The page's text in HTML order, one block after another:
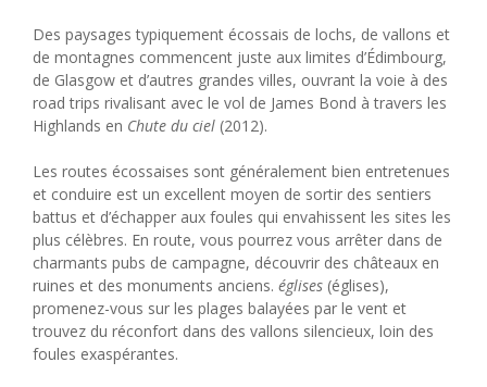
Des paysages typiquement écossais de lochs, de vallons et
de montagnes commencent juste aux limites d’Édimbourg,
de Glasgow et d’autres grandes villes, ouvrant la voie à des
road trips rivalisant avec le vol de James Bond à travers les
Highlands en Chute du ciel (2012).
Les routes écossaises sont généralement bien entretenues
et conduire est un excellent moyen de sortir des sentiers
battus et d’échapper aux foules qui envahissent les sites les
plus célèbres. En route, vous pourrez vous arrêter dans de
charmants pubs de campagne, découvrir des châteaux en
ruines et des monuments anciens. églises (églises),
promenez-vous sur les plages balayées par le vent et
trouvez du réconfort dans des vallons silencieux, loin des
foules exaspérantes.